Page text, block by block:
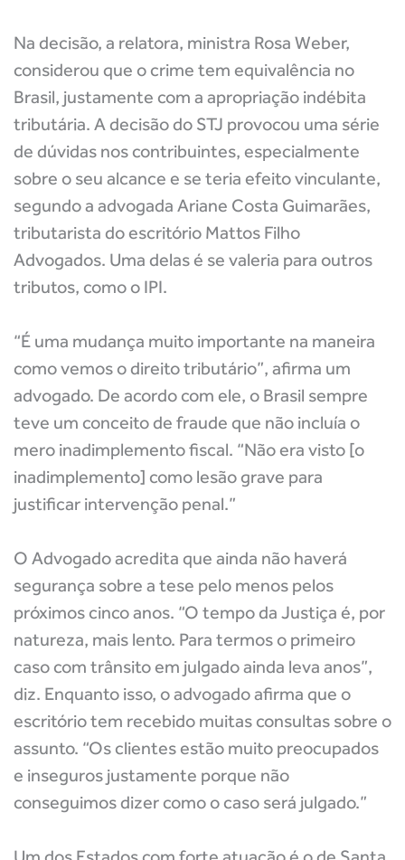
Na decisão, a relatora, ministra Rosa Weber,
considerou que o crime tem equivalência no
Brasil, justamente com a apropriação indébita
tributária. A decisão do STJ provocou uma série
de dúvidas nos contribuintes, especialmente
sobre o seu alcance e se teria efeito vinculante,
segundo a advogada Ariane Costa Guimarães,
tributarista do escritório Mattos Filho
Advogados. Uma delas é se valeria para outros
tributos, como o IPI.
“É uma mudança muito importante na maneira
como vemos o direito tributário”, afirma um
advogado. De acordo com ele, o Brasil sempre
teve um conceito de fraude que não incluía o
mero inadimplemento fiscal. “Não era visto [o
inadimplemento] como lesão grave para
justificar intervenção penal.”
O Advogado acredita que ainda não haverá
segurança sobre a tese pelo menos pelos
próximos cinco anos. “O tempo da Justiça é, por
natureza, mais lento. Para termos o primeiro
caso com trânsito em julgado ainda leva anos”,
diz. Enquanto isso, o advogado afirma que o
escritório tem recebido muitas consultas sobre o
assunto. “Os clientes estão muito preocupados
e inseguros justamente porque não
conseguimos dizer como o caso será julgado.”